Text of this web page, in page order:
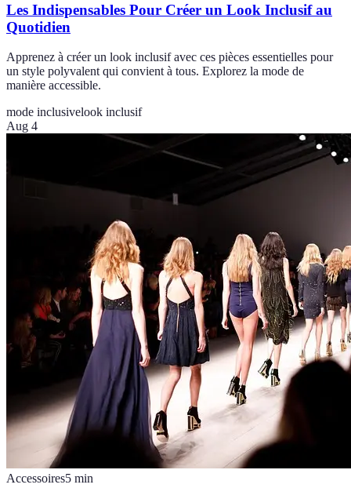
Les Indispensables Pour Créer un Look Inclusif au
Quotidien
Apprenez à créer un look inclusif avec ces pièces essentielles pour
un style polyvalent qui convient à tous. Explorez la mode de
manière accessible.
mode inclusivelook inclusif
Aug 4
Accessoires5 min